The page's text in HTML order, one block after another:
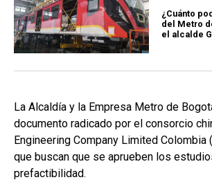
¿Cuánto
del Metro
el alcalde
La Alcaldía y la Empresa Metro de
documento radicado por el consorcio
Engineering Company Limited Colombia
que buscan que se aprueben los
prefactibilidad.